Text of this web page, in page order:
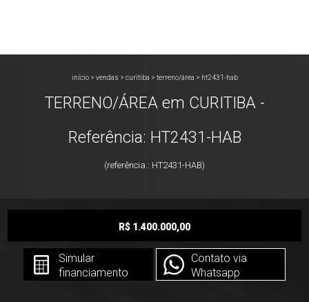
início> vendas > curitiba > terreno/área > ht2431-hab
TERRENO/ÁREA em CURITIBA -
Referência: HT2431-HAB
(referência.: HT2431-HAB)
R$ 1.400.000,00
Simular
financiamento
Contato via
Whatsapp